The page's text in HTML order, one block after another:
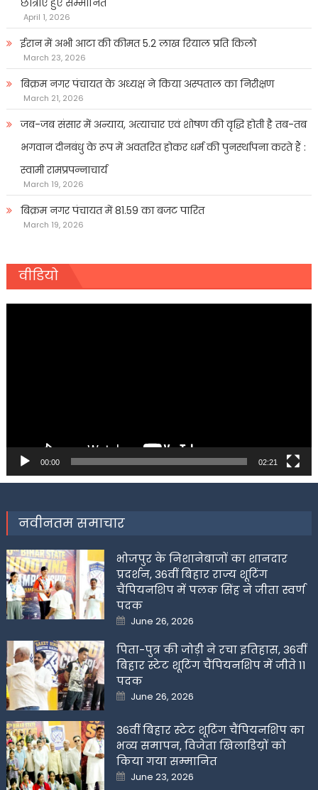
April 1, 2026
ईरान में अभी आटा की कीमत 5.2 लाख रियाल प्रति किलो
March 23, 2026
बिक्रम नगर पंचायत के अध्यक्ष ने किया अस्पताल का निरीक्षण
March 21, 2026
जब-जब संसार में अन्याय, अत्याचार एवं शोषण की वृद्धि होती है तब-तब
भगवान दीनबंधु के रूप में अवतरित होकर धर्म की पुनर्स्थापना करते हैं :
स्वामी रामप्रपन्नाचार्य
March 19, 2026
बिक्रम नगर पंचायत में 81.59 का बजट पारित
March 19, 2026
वीडियो
00:00 02:21
नवीनतम समाचार
भोजपुर के निशानेबाजों का शानदार
प्रदर्शन, 36वीं बिहार राज्य शूटिंग
चैंपियनशिप में पलक सिंह ने जीता स्वर्ण
पदक
Posted
on
June 26, 2026
पिता-पुत्र की जोड़ी ने रचा इतिहास, 36वीं
बिहार स्टेट शूटिंग चैंपियनशिप में जीते 11
पदक
Posted
on
June 26, 2026
36वीं बिहार स्टेट शूटिंग चैंपियनशिप का
भव्य समापन, विजेता खिलाडिय़ों को
किया गया सम्मानित
Posted
on
June 23, 2026